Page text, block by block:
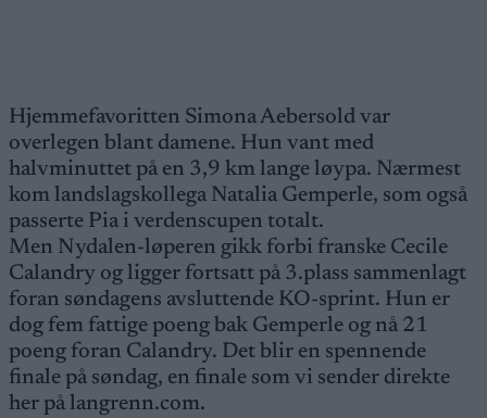
Hjemmefavoritten Simona Aebersold var
overlegen blant damene. Hun vant med
halvminuttet på en 3,9 km lange løypa. Nærmest
kom landslagskollega Natalia Gemperle, som også
passerte Pia i verdenscupen totalt.
Men Nydalen-løperen gikk forbi franske Cecile
Calandry og ligger fortsatt på 3.plass sammenlagt
foran søndagens avsluttende KO-sprint. Hun er
dog fem fattige poeng bak Gemperle og nå 21
poeng foran Calandry. Det blir en spennende
finale på søndag, en finale som vi sender direkte
her på langrenn.com.